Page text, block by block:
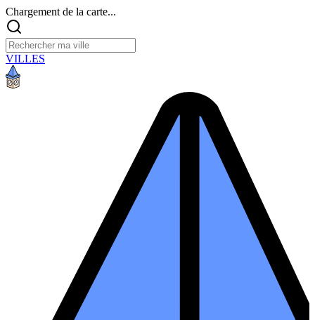
Chargement de la carte...
VILLES